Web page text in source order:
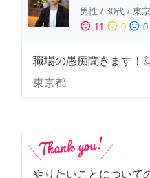
男性 / 30代 / 東
sentiment_satisfied 11 sentiment_neutral 0 sentiment_dissatisfied 0
職場の愚痴聞きます！
東京都
やりたいことについて